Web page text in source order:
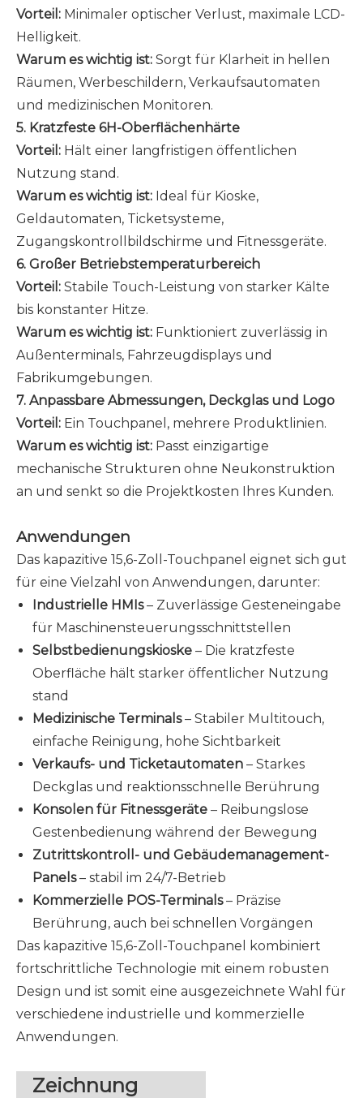
Vorteil: Minimaler optischer Verlust, maximale LCD-
Helligkeit.
Warum es wichtig ist: Sorgt für Klarheit in hellen
Räumen, Werbeschildern, Verkaufsautomaten
und medizinischen Monitoren.
5. Kratzfeste 6H-Oberflächenhärte
Vorteil: Hält einer langfristigen öffentlichen
Nutzung stand.
Warum es wichtig ist: Ideal für Kioske,
Geldautomaten, Ticketsysteme,
Zugangskontrollbildschirme und Fitnessgeräte.
6. Großer Betriebstemperaturbereich
Vorteil: Stabile Touch-Leistung von starker Kälte
bis konstanter Hitze.
Warum es wichtig ist: Funktioniert zuverlässig in
Außenterminals, Fahrzeugdisplays und
Fabrikumgebungen.
7. Anpassbare Abmessungen, Deckglas und Logo
Vorteil: Ein Touchpanel, mehrere Produktlinien.
Warum es wichtig ist: Passt einzigartige
mechanische Strukturen ohne Neukonstruktion
an und senkt so die Projektkosten Ihres Kunden.
Anwendungen
Das kapazitive 15,6-Zoll-Touchpanel eignet sich gut
für eine Vielzahl von Anwendungen, darunter:
Industrielle HMIs– Zuverlässige Gesteneingabe
für Maschinensteuerungsschnittstellen
Selbstbedienungskioske – Die kratzfeste
Oberfläche hält starker öffentlicher Nutzung
stand
Medizinische Terminals– Stabiler Multitouch,
einfache Reinigung, hohe Sichtbarkeit
Verkaufs- und Ticketautomaten – Starkes
Deckglas und reaktionsschnelle Berührung
Konsolen für Fitnessgeräte – Reibungslose
Gestenbedienung während der Bewegung
Zutrittskontroll- und Gebäudemanagement-
Panels– stabil im 24/7-Betrieb
Kommerzielle POS-Terminals– Präzise
Berührung, auch bei schnellen Vorgängen
Das kapazitive 15,6-Zoll-Touchpanel kombiniert
fortschrittliche Technologie mit einem robusten
Design und ist somit eine ausgezeichnete Wahl für
verschiedene industrielle und kommerzielle
Anwendungen.
Zeichnung